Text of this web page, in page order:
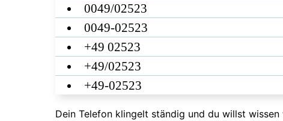
0049/02523
0049-02523
+49 02523
+49/02523
+49-02523
Dein Telefon klingelt ständig und du willst